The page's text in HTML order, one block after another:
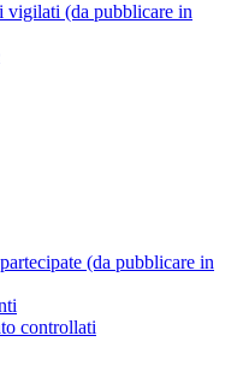
vigilati (da pubblicare in
(da pubblicare in
controllati